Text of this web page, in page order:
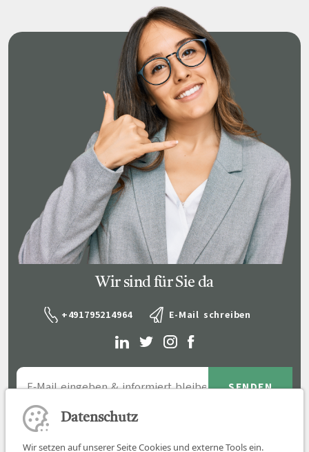
Wir sind für Sie da
+491795214964 E-Mail schreiben
Datenschutz
Wir setzen auf unserer Seite Cookies und externe Tools ein.